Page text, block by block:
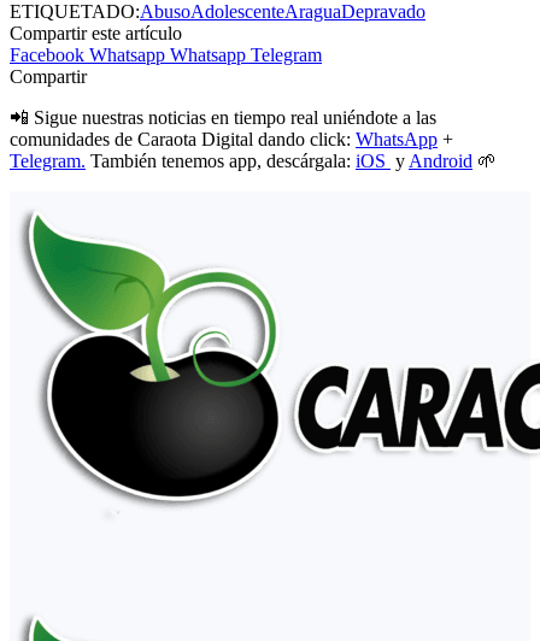
ETIQUETADO:AbusoAdolescenteAraguaDepravado
Compartir este artículo
Facebook Whatsapp Whatsapp Telegram
Compartir
📲 Sigue nuestras noticias en tiempo real uniéndote a las
comunidades de Caraota Digital dando click: WhatsApp +
Telegram. También tenemos app, descárgala: iOS yAndroid 🌱